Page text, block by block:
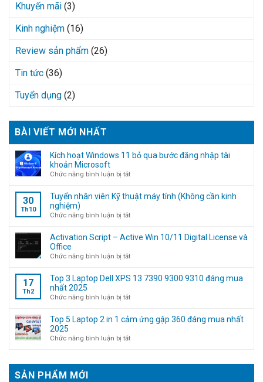
Khuyến mãi (3)
Kinh nghiệm (16)
Review sản phẩm (26)
Tin tức (36)
Tuyển dụng (2)
BÀI VIẾT MỚI NHẤT
Kích hoạt Windows 11 bỏ qua bước đăng nhập tài
khoản Microsoft
Chức năng bình luận bị tắtở
hoạt
11
qua
đăng
tài
khoản
30
Th10
Tuyển nhân viên Kỹ thuật máy tính (Không cần kinh
nghiệm)
Chức năng bình luận bị tắtở
nhân
Kỹ
máy
(Không
kinh
nghiệm)
Activation Script – Active Win 10/11 Digital License và
Office
Chức năng bình luận bị tắtở
Script
Active
10/11
License
17
Th2
Top 3 Laptop Dell XPS 13 7390 9300 9310 đáng mua
nhất 2025
Chức năng bình luận bị tắtở
3
Dell
Top 5 Laptop 2 in 1 cảm ứng gập 360 đáng mua nhất
2025
Chức năng bình luận bị tắtở
SẢN PHẨM MỚI